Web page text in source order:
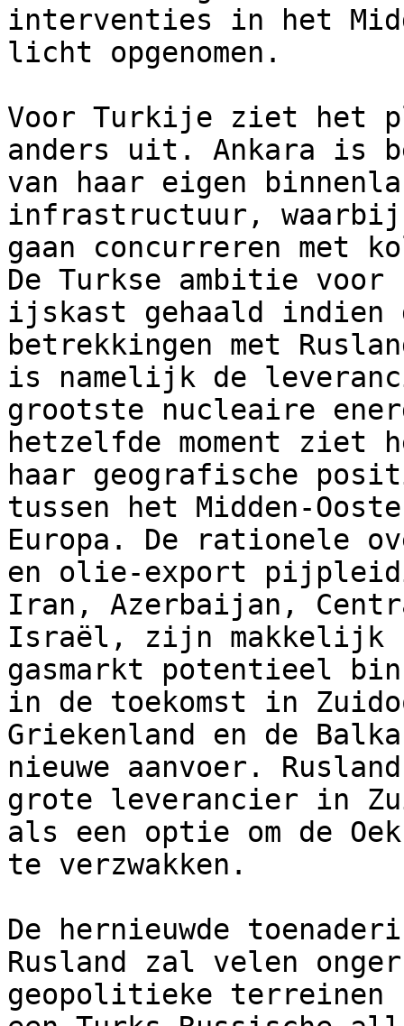
interventies in het
licht opgenomen.
Voor Turkije ziet het
anders uit. Ankara is
van haar eigen
infrastructuur, waarbij
gaan concurreren met
De Turkse ambitie
ijskast gehaald indien
betrekkingen met
is namelijk de
grootste nucleaire
hetzelfde moment ziet
haar geografische
tussen het Midden-
Europa. De rationele
en olie-export
Iran, Azerbaijan,
Israël, zijn makkelijk
gasmarkt potentieel
in de toekomst in
Griekenland en de
nieuwe aanvoer.
grote leverancier in
als een optie om de
te verzwakken.
De hernieuwde
Rusland zal velen
geopolitieke